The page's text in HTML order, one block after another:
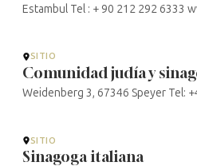
Estambul Tel : + 90 212 292 6333
SITIO
Comunidad judía y
Weidenberg 3, 67346 Speyer Tel:
SITIO
Sinagoga italiana